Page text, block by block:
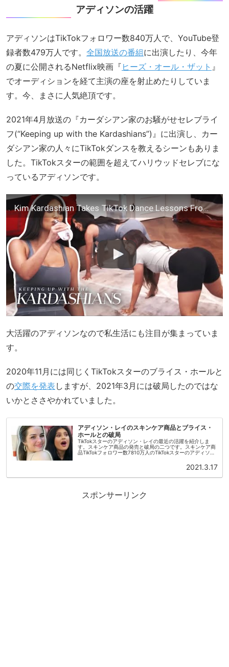
アディソンの活躍
アディソンはTikTokフォロワー数840万人で、YouTube登
録者数479万人です。 全国放送の番組に出演したり、今年
の夏に公開されるNetflix映画『 ヒーズ・オール・ザット 』
でオーディションを経て主演の座を射止めたりしていま
す。今、まさに人気絶頂です。
2021年4月放送の『カーダシアン家のお騒がせセレブライ
フ(“Keeping up with the Kardashians”)』に出演し、カー
ダシアン家の人々にTikTokダンスを教えるシーンもありま
した。TikTokスターの範囲を超えてハリウッドセレブにな
っているアディソンです。
Kim Kardashian Takes TikTok Dance Lessons From Addison Rae | KUWTK | E!
大活躍のアディソンなので私生活にも注目が集まっていま
す。
2020年11月には同じくTikTokスターのブライス・ホールと
の交際を発表 しますが、2021年3月には破局したのではな
いかとささやかれていました。
アディソン・レイのスキンケア商品とブライス・
ホールとの破局
TikTokスターのアディソン・レイの最近の活躍を紹介しま
す。スキンケア商品の発売と破局の二つです。スキンケア商
品TikTokフォロワー数7810万人のTikTokスターのアディソン
2021.3.17
スポンサーリンク